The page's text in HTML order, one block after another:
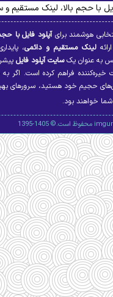
با حجم بالا، لینک مستقیم
هوشمند برایآپلود فایل با
لینک مستقیم و دائمی،
به عنوان یکسایت آپلود فایل
خیره‌کننده فراهم کرده است. اگر به
حجیم خود هستید، سرورهای
خواهند بود.